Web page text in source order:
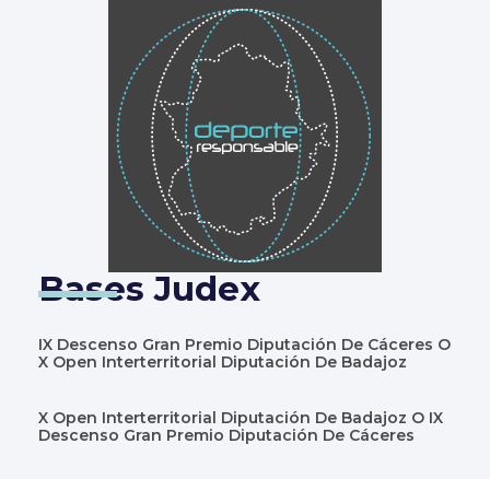
Bases Judex
IX Descenso Gran Premio Diputación De Cáceres O
X Open Interterritorial Diputación De Badajoz
X Open Interterritorial Diputación De Badajoz O IX
Descenso Gran Premio Diputación De Cáceres